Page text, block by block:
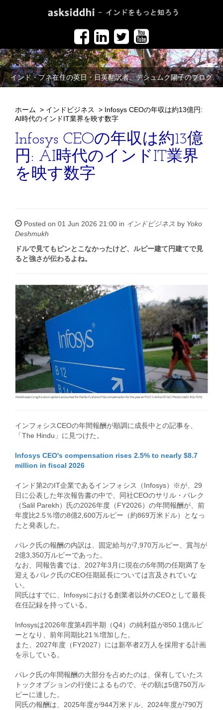
インド・プネ在住の英日・日英翻訳者、デシュムク陽子のブログ
ホーム > インドビジネス > Infosys CEOの年収は約13億円:
AI時代のインドIT業界を映す数字
Infosys CEOの年収は約13億
円: AI時代のインドIT業界
を映す数字
Posted on 01 Jun 2026 21:00 in インドビジネス by Yoko
Deshmukh
ドルで見てもピンとこなかったけど、ルピー建て円建てで見
ると強さが伝わるよね。
インフォシスCEOの年間報酬が順調に成長中との記事を、
「The Hindu」に見つけた。
Infosys CEO's compensation rises 2.5% to nearly $8.7
million in fiscal 2026
インド第2のIT企業であるインフォシス（Infosys）※が、29
日に公表した年次報告書の中で、同社CEOのサリル・パレク
（Salil Parekh）氏の2026年度（FY2026）の年間報酬が、前
年度比2.5％増の8億2,600万ルピー（約869万米ドル）となっ
たと発表した。
パレク氏の報酬の内訳は、固定給与が7,970万ルピー、賞与が
2億3,350万ルピーであった。
なお、同報告書では、2027年3月に現在の5年間の任期満了を
迎えるパレク氏のCEO任期延長については言及されていな
い。
同氏はすでに、Infosysにおける創業者以外のCEOとして最長
在任記録を持っている。
Infosysは2026年度第4四半期（Q4）の純利益が850.1億ルピ
ーとなり、前年同期比21％増加した。
また、2027年度（FY2027）には新卒者2万人を採用する計画
を示している。
パレク氏の年間報酬の大部分を占めたのは、保有していたス
トックオプションの行使によるもので、その額は5億750万ル
ピーに達した。
同氏の報酬は、2025年度が944万米ドル、2024年度が790万